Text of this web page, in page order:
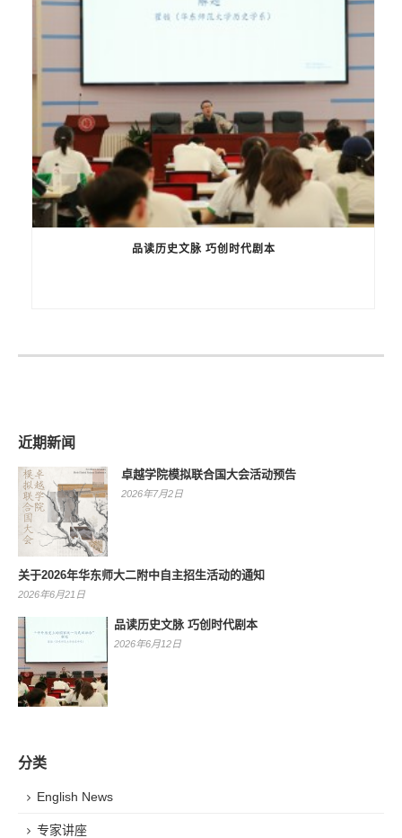
品读历史文脉 巧创时代剧本
近期新闻
卓越学院模拟联合国大会活动预告
2026年7月2日
关于2026年华东师大二附中自主招生活动的通知
2026年6月21日
品读历史文脉 巧创时代剧本
2026年6月12日
分类
English News
专家讲座